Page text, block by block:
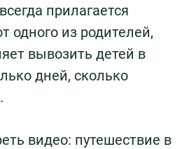
прилагается
одного из родителей,
вывозить детей в
дней, сколько
видео: путешествие в